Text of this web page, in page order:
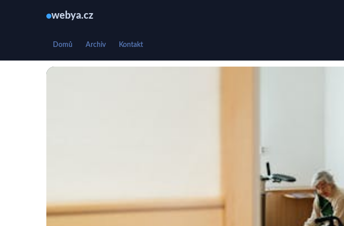
webya.cz
Domů Archiv Kontakt